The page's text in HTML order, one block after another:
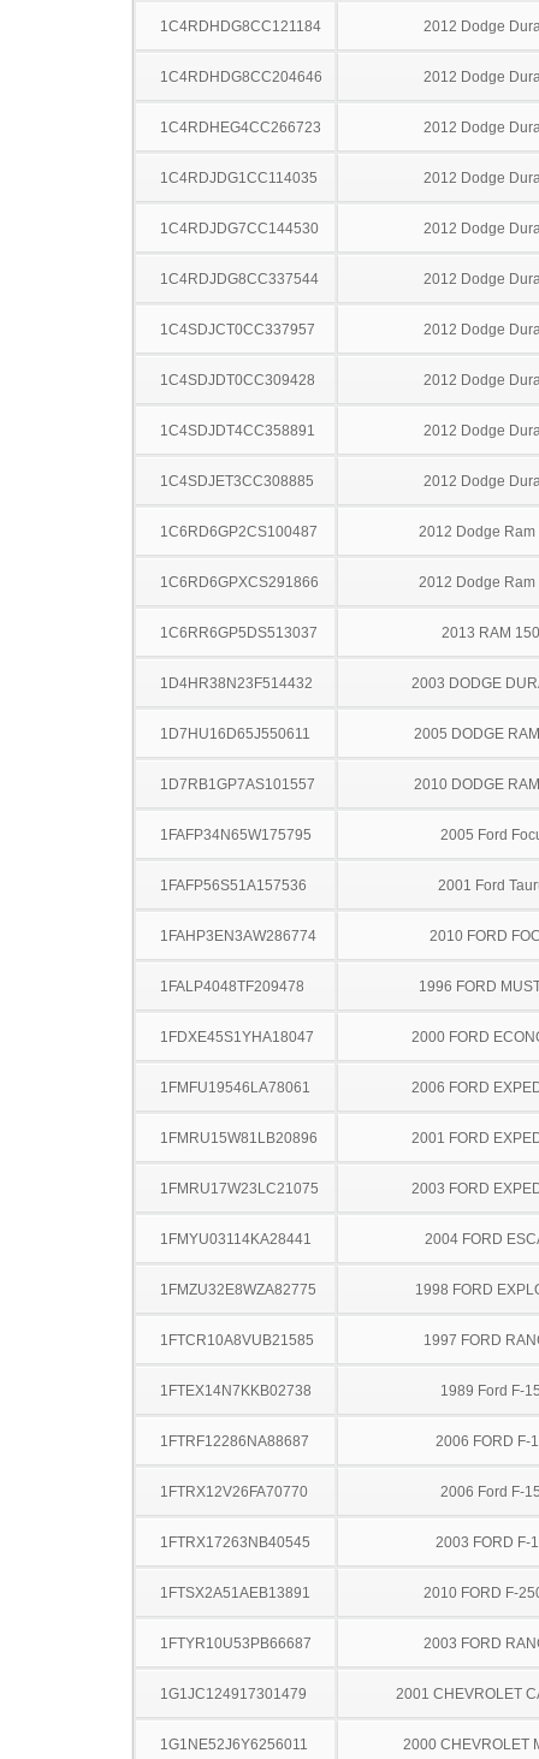
1C4RDHDG8CC121184 2012 Dodge
1C4RDHDG8CC204646 2012 Dodge
1C4RDHEG4CC266723 2012 Dodge
1C4RDJDG1CC114035 2012 Dodge
1C4RDJDG7CC144530 2012 Dodge
1C4RDJDG8CC337544 2012 Dodge
1C4SDJCT0CC337957 2012 Dodge
1C4SDJDT0CC309428 2012 Dodge
1C4SDJDT4CC358891 2012 Dodge
1C4SDJET3CC308885 2012 Dodge
1C6RD6GP2CS100487 2012 Dodge Ram
1C6RD6GPXCS291866 2012 Dodge Ram
1C6RR6GP5DS513037 2013 RAM
1D4HR38N23F514432 2003 DODGE
1D7HU16D65J550611 2005 DODGE
1D7RB1GP7AS101557 2010 DODGE
1FAFP34N65W175795 2005 Ford
1FAFP56S51A157536 2001 Ford
1FAHP3EN3AW286774 2010 FORD
1FALP4048TF209478 1996 FORD
1FDXE45S1YHA18047 2000 FORD
1FMFU19546LA78061 2006 FORD
1FMRU15W81LB20896 2001 FORD
1FMRU17W23LC21075 2003 FORD
1FMYU03114KA28441 2004 FORD
1FMZU32E8WZA82775 1998 FORD
1FTCR10A8VUB21585 1997 FORD
1FTEX14N7KKB02738 1989 Ford F-
1FTRF12286NA88687 2006 FORD F-
1FTRX12V26FA70770 2006 Ford F-
1FTRX17263NB40545 2003 FORD F-
1FTSX2A51AEB13891 2010 FORD F-
1FTYR10U53PB66687 2003 FORD
1G1JC124917301479 2001 CHEVROLET
1G1NE52J6Y6256011 2000 CHEVROLET